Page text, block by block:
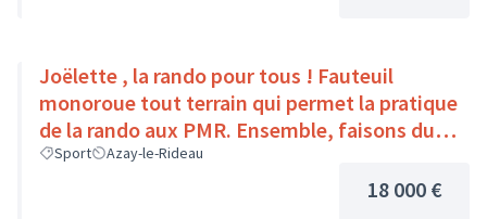
Joëlette , la rando pour tous ! Fauteuil
monoroue tout terrain qui permet la pratique
de la rando aux PMR. Ensemble, faisons du
sport :)
Sport Azay-le-Rideau
18 000 €